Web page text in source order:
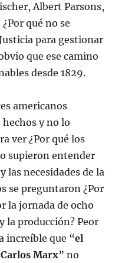
Albert Parsons,
qué no se
para gestionar
que ese camino
desde 1829.
americanos
y no lo
ver ¿Por qué los
supieron entender
las necesidades de la
se preguntaron ¿Por
la jornada de ocho
la producción? Peor
increíble que “el
Marx” no